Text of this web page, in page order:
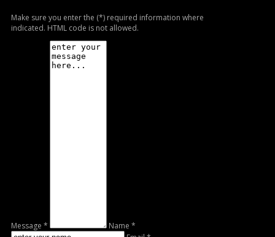
Make sure you enter the (*) required information where
indicated. HTML code is not allowed.
Message *
Name *